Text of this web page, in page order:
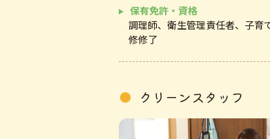
保有免許・資格
調理師、衛生管理責任者、子育
修修了
クリーンスタッフ